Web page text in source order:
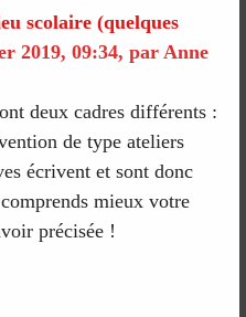
scolaire (quelques
2019, 09:34,par Anne
deux cadres différents :
de type ateliers
écrivent et sont donc
mieux votre
précisée !